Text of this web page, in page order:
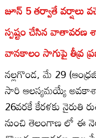
జూన్‌ 5 తర్వాతే వర్షాలు
స్పష్టం చేసిన వాతావరణ
వానకాలం సాగుపై తీవ్ర
నల్లగొండ, మే 29
సారి ఆలస్యమయ్యే
26వరకే కేరళకు నైరుతి
నుంచి తెలంగాణ లో ఈ